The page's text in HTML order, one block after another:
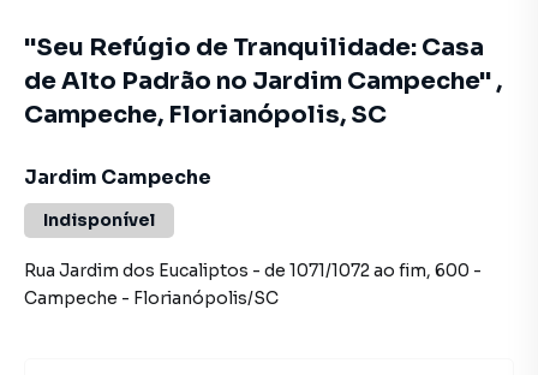
"Seu Refúgio de Tranquilidade: Casa
de Alto Padrão no Jardim Campeche" ,
Campeche, Florianópolis, SC
Jardim Campeche
Indisponível
Rua Jardim dos Eucaliptos - de 1071/1072 ao fim, 600 -
Campeche - Florianópolis/SC